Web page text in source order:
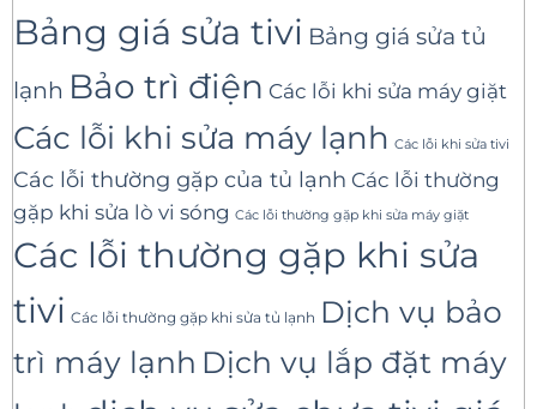
Bảng giá sửa tivi Bảng giá sửa tủ
lạnh Bảo trì điện Các lỗi khi sửa máy giặt
Các lỗi khi sửa máy lạnh Các lỗi khi sửa tivi
Các lỗi thường gặp của tủ lạnh Các lỗi thường
gặp khi sửa lò vi sóng Các lỗi thường gặp khi sửa máy giặt
Các lỗi thường gặp khi sửa
tivi Các lỗi thường gặp khi sửa tủ lạnh Dịch vụ bảo
trì máy lạnh Dịch vụ lắp đặt máy